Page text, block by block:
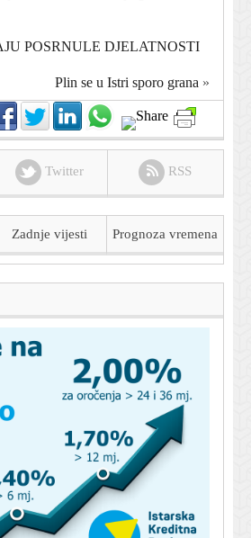
POSRNULE DJELATNOSTI
Plin se u Istri sporo grana »
Twitter RSS
Zadnje vijesti Prognoza vremena